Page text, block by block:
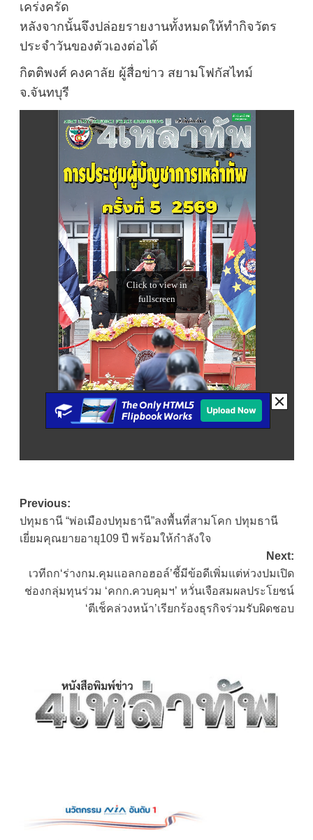
เคร่งครัด
หลังจากนั้นจึงปล่อยรายงานทั้งหมดให้ทำกิจวัตร
ประจำวันของตัวเองต่อได้
กิตติพงศ์ คงคาลัย ผู้สื่อข่าว สยามโฟกัสไทม์
จ.จันทบุรี
Post
navigation
Previous:
ปทุมธานี “พ่อเมืองปทุมธานี”ลงพื้นที่สามโคก ปทุมธานี
เยี่ยมคุณยายอายุ109 ปี พร้อมให้กำลังใจ
Next:
เวทีถก‘ร่างกม.คุมแอลกอฮอล์’ชี้มีข้อดีเพิ่มแต่ห่วงปมเปิด
ช่องกลุ่มทุนร่วม ‘คกก.ควบคุมฯ’ หวั่นเจือสมผลประโยชน์
‘ตีเช็คล่วงหน้า’เรียกร้องธุรกิจร่วมรับผิดชอบ